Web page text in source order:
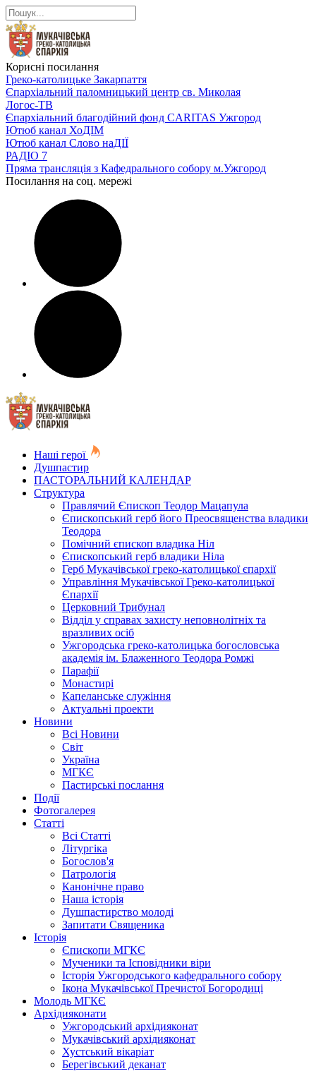
Корисні посилання
Греко-католицьке Закарпаття
Єпархіальний паломницький центр св. Миколая
Логос-ТВ
Єпархіальний благодійний фонд CARITAS Ужгород
Ютюб канал ХоДІМ
Ютюб канал Слово наДІЇ
РАДІО 7
Пряма трансляція з Кафедрального собору м.Ужгород
Посилання на соц. мережі
Наші герої
Душпастир
ПАСТОРАЛЬНИЙ КАЛЕНДАР
Структура
Правлячий Єпископ Теодор Мацапула
Єпископський герб його Преосвященства владики
Теодора
Помічний єпископ владика Ніл
Єпископський герб владики Ніла
Герб Мукачівської греко-католицької єпархії
Управління Мукачівської Греко-католицької
Єпархії
Церковний Трибунал
Відділ у справах захисту неповнолітніх та
вразливих осіб
Ужгородська греко-католицька богословська
академія ім. Блаженного Теодора Ромжі
Парафії
Монастирі
Капеланське служіння
Актуальні проекти
Новини
Всі Новини
Світ
Україна
МГКЄ
Пастирські послання
Події
Фотогалерея
Статті
Всі Статті
Літургіка
Богослов'я
Патрологія
Канонічне право
Наша історія
Душпастирство молоді
Запитати Священика
Історія
Єпископи МГКЄ
Мученики та Ісповідники віри
Історія Ужгородського кафедрального собору
Ікона Мукачівської Пречистої Богородиці
Молодь МГКЄ
Архідияконати
Ужгородський архідияконат
Мукачівський архідияконат
Хустський вікаріат
Берегівський деканат